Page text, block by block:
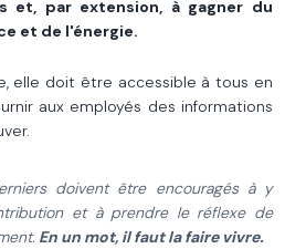
et, par extension, à gagner du
et de l'énergie.
elle doit être accessible à tous en
aux employés des informations
doivent être encouragés à y
et à prendre le réflexe de
En un mot, il faut la faire vivre.